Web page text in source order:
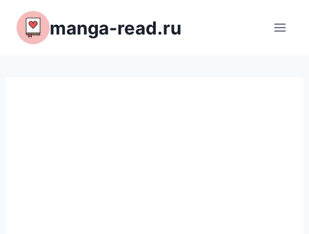
Перейти
содержимому
manga-read.ru